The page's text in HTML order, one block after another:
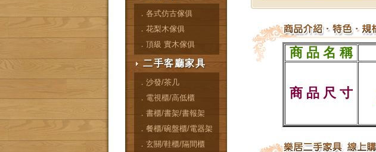
．各式仿古傢俱
．花梨木傢俱
．頂級 實木傢俱
二手客廳家具
．沙發/茶几
．電視櫃/高低櫃
．書櫃/書架/書報架
．餐櫃/碗盤櫃/電器架
．玄關/鞋櫃/隔間櫃
商 品 名 稱
商 品 尺 寸